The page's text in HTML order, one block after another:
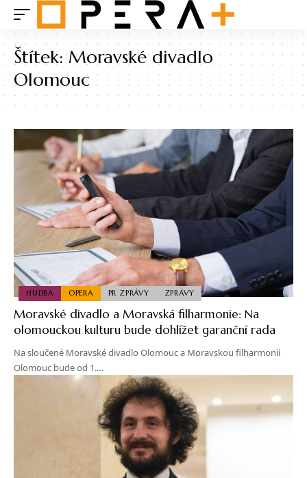
Štítek:Moravské divadlo
Olomouc
HUDBA OPERA PR ZPRÁVY ZPRÁVY
Moravské divadlo a Moravská filharmonie: Na
olomouckou kulturu bude dohlížet garanční rada
Na sloučené Moravské divadlo Olomouc a Moravskou filharmonii
Olomouc bude od 1.…